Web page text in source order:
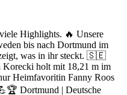
Highlights. 🔥 Unsere
bis nach Dortmund im
was in ihr steckt. 🇸🇪
Korecki holt mit 18,21 m im
Heimfavoritin Fanny Roos
Dortmund | Deutsche